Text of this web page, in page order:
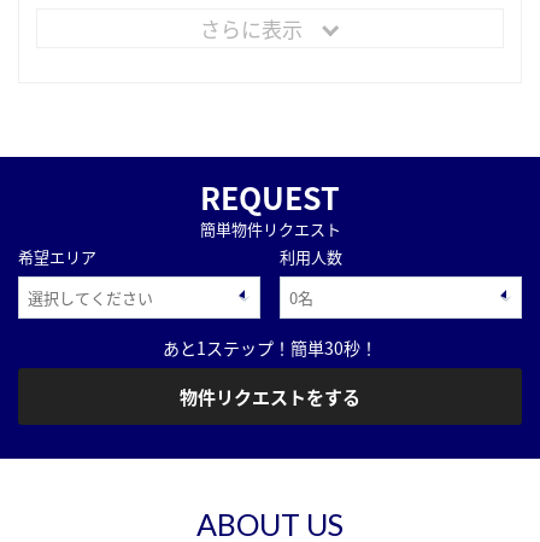
さらに表示
REQUEST
簡単物件リクエスト
希望エリア
利用人数
あと1ステップ！簡単30秒！
物件リクエストをする
ABOUT US